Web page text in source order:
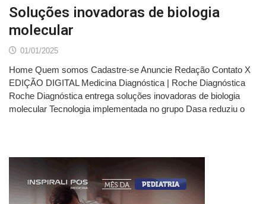
Soluções inovadoras de biologia
molecular
01/01/2025
Home Quem somos Cadastre-se Anuncie Redação Contato X
EDIÇÃO DIGITAL Medicina Diagnóstica | Roche Diagnóstica
Roche Diagnóstica entrega soluções inovadoras de biologia
molecular Tecnologia implementada no grupo Dasa reduziu o